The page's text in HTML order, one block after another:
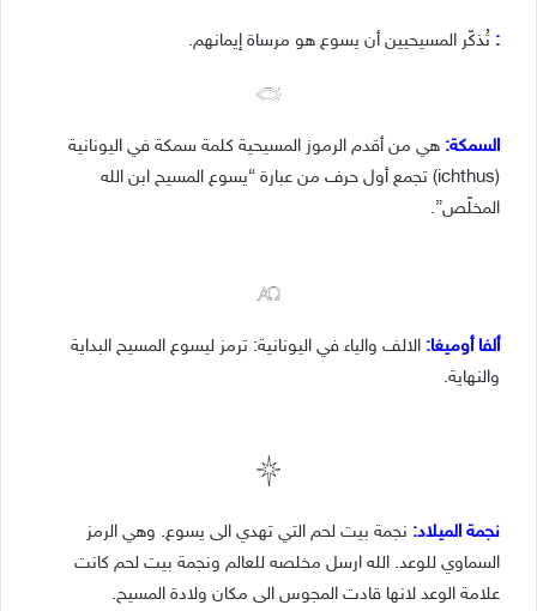
: تُذكّر المسيحيين أن يسوع هو مرساة إيمانهم.
السمكة: هي من أقدم الرموز المسيحية كلمة سمكة في اليونانية
(ichthus) تجمع أول حرف من عبارة “يسوع المسيح ابن الله
المخلّص”.
ألفا أوميغا: الالف والياء في اليونانية: ترمز ليسوع المسيح البداية
والنهاية.
نجمة الميلاد: نجمة بيت لحم التي تهدي الى يسوع. وهي الرمز
السماوي للوعد. الله ارسل مخلصه للعالم ونجمة بيت لحم كانت
علامة الوعد لانها قادت المجوس الى مكان ولادة المسيح.